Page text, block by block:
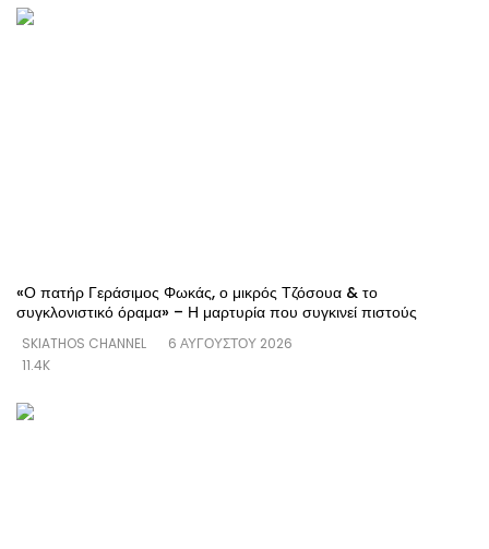
«Ο πατήρ Γεράσιμος Φωκάς, ο μικρός Τζόσουα & το
συγκλονιστικό όραμα» – Η μαρτυρία που συγκινεί πιστούς
SKIATHOS CHANNEL
6 ΑΥΓΟΎΣΤΟΥ 2026
11.4K